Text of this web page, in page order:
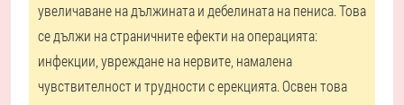
увеличаване на дължината и дебелината на пениса. Това
се дължи на страничните ефекти на операцията:
инфекции, увреждане на нервите, намалена
чувствителност и трудности с ерекцията. Освен това